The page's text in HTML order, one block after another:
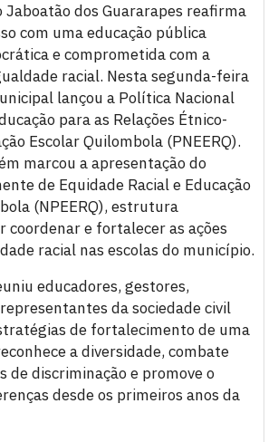
dos Guararapes reafirma
com uma educação pública
e comprometida com a
racial. Nesta segunda-feira
lançou a Política Nacional
para as Relações Étnico-
Escolar Quilombola (PNEERQ).
marcou a apresentação do
de Equidade Racial e Educação
(NPEERQ), estrutura
coordenar e fortalecer as ações
racial nas escolas do município.
educadores, gestores,
da sociedade civil
de fortalecimento de uma
a diversidade, combate
de discriminação e promove o
desde os primeiros anos da